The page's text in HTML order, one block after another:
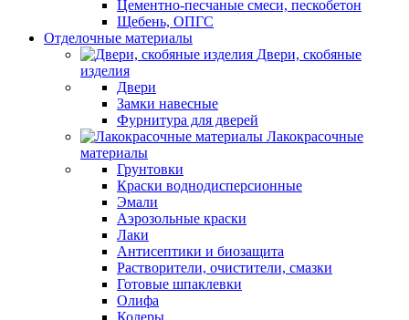
Цементно-песчаные смеси, пескобетон
Щебень, ОПГС
Отделочные материалы
Двери, скобяные
изделия
Двери
Замки навесные
Фурнитура для дверей
Лакокрасочные
материалы
Грунтовки
Краски воднодисперсионные
Эмали
Аэрозольные краски
Лаки
Антисептики и биозащита
Растворители, очистители, смазки
Готовые шпаклевки
Олифа
Колеры